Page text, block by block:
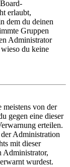
erlaubt,
dem du deinen
Gruppen
Administrator
du keine
meistens von der
gegen eine dieser
erteilen.
Administration
mit dieser
Administrator,
wurdest.